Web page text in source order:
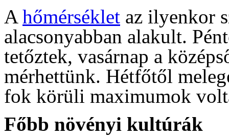
A hőmérséklet az ilyenkor
alacsonyabban alakult.
tetőztek, vasárnap a
mérhettünk. Hétfőtől
fok körüli maximumok
Főbb növényi kultúrák